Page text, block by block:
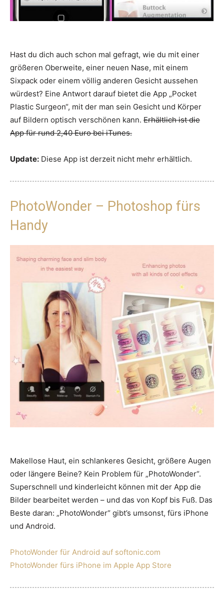
Hast du dich auch schon mal gefragt, wie du mit einer
größeren Oberweite, einer neuen Nase, mit einem
Sixpack oder einem völlig anderen Gesicht aussehen
würdest? Eine Antwort darauf bietet die App „Pocket
Plastic Surgeon“, mit der man sein Gesicht und Körper
auf Bildern optisch verschönen kann. Erhältlich ist die
App für rund 2,40 Euro bei iTunes.
Update: Diese App ist derzeit nicht mehr erhältlich.
PhotoWonder – Photoshop fürs
Handy
Makellose Haut, ein schlankeres Gesicht, größere Augen
oder längere Beine? Kein Problem für „PhotoWonder“.
Superschnell und kinderleicht können mit der App die
Bilder bearbeitet werden – und das von Kopf bis Fuß. Das
Beste daran: „PhotoWonder“ gibt’s umsonst, fürs iPhone
und Android.
PhotoWonder für Android auf softonic.com
PhotoWonder fürs iPhone im Apple App Store